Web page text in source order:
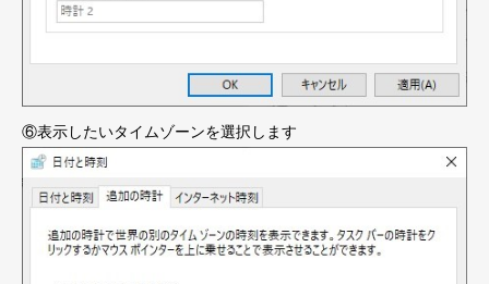
⑥表示したいタイムゾーンを選択します